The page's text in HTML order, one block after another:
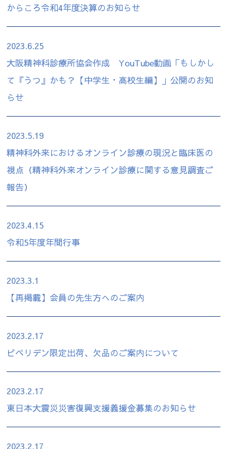
からころ令和4年度決算のお知らせ
2023.6.25
大阪精神科診療所協会作成 YouTube動画「もしかし
て『うつ』かも？【中学生・高校生編】」公開のお知
らせ
2023.5.19
精神科外来におけるオンライン診療の現況と臨床医の
視点（精神科外来オンライン診療に関する意見調査ご
報告）
2023.4.15
令和5年度年間行事
2023.3.1
【再掲載】会員の先生方へのご案内
2023.2.17
ビペリデン限定出荷、欠品のご案内について
2023.2.17
東日本大震災災害復興支援義援金募集のお知らせ
2023.2.17